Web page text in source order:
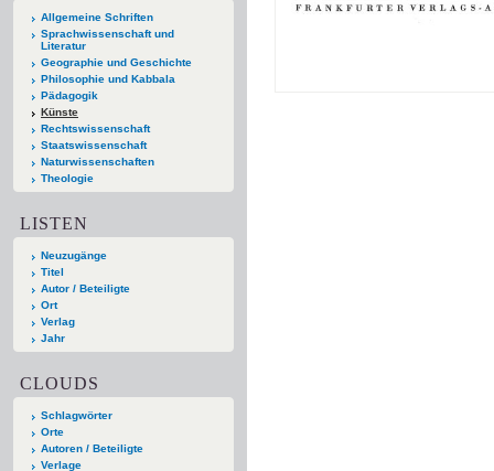
Allgemeine Schriften
Sprachwissenschaft und
Literatur
Geographie und Geschichte
Philosophie und Kabbala
Pädagogik
Künste
Rechtswissenschaft
Staatswissenschaft
Naturwissenschaften
Theologie
LISTEN
Neuzugänge
Titel
Autor / Beteiligte
Ort
Verlag
Jahr
CLOUDS
Schlagwörter
Orte
Autoren / Beteiligte
Verlage